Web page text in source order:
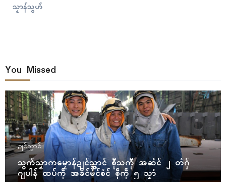
သၟာန်သွဟ်
You Missed
ဍုၚ်သ္အာၚ်
သွက်သၟာကမၠောန်ဍုၚ်သ္အာၚ် စီုသကီု အဆံၚ် ၂ တံဂှ်
ဂျပါန် ထပ်ကဵု အခိၚ်မံၚ်စံၚ် စဵုကဵု ၅ သၞာံ